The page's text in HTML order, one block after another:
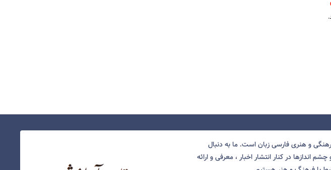
و هنری فارسی زبان است. ما به دنبال
در کنار انتشار اخبار ، معرفی و ارائه